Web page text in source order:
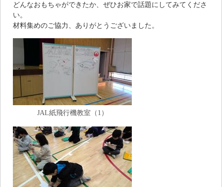
どんなおもちゃができたか、ぜひお家で話題にしてみてくださ
い。
材料集めのご協力、ありがとうございました。
JAL紙飛行機教室（1）